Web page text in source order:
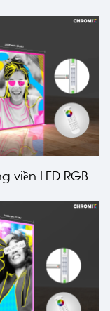
1000x2000
viền LED RGB
đun Chromix
mm LT-
ALF80F